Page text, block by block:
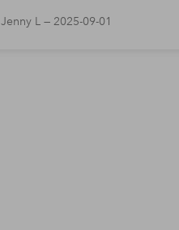
als je ze hoog in de taille draagt
Jenny L —2025-09-01